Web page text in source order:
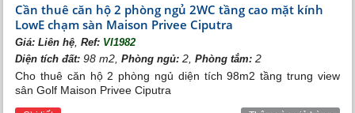
Cần thuê căn hộ 2 phòng ngủ 2WC tầng cao mặt kính
LowE chạm sàn Maison Privee Ciputra
Giá:Liên hệ ,Ref: VI1982
Diện tích đất: 98 m2,Phòng ngủ: 2,Phòng tắm: 2
Cho thuê căn hộ 2 phòng ngủ diện tích 98m2 tầng trung view
sân Golf Maison Privee Ciputra